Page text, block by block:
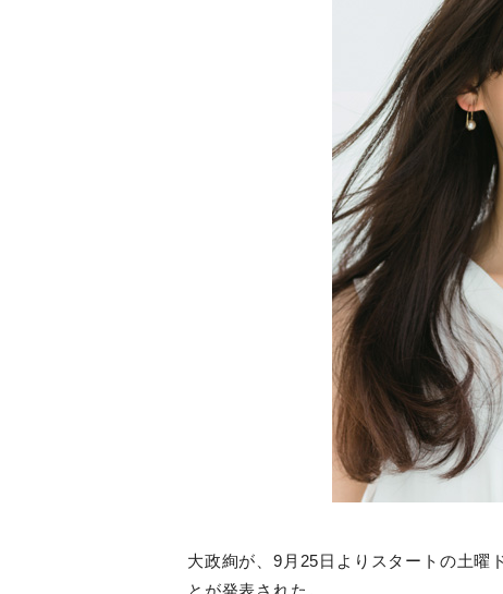
大政絢が、9月25日よりスタートの土曜
とが発表された。